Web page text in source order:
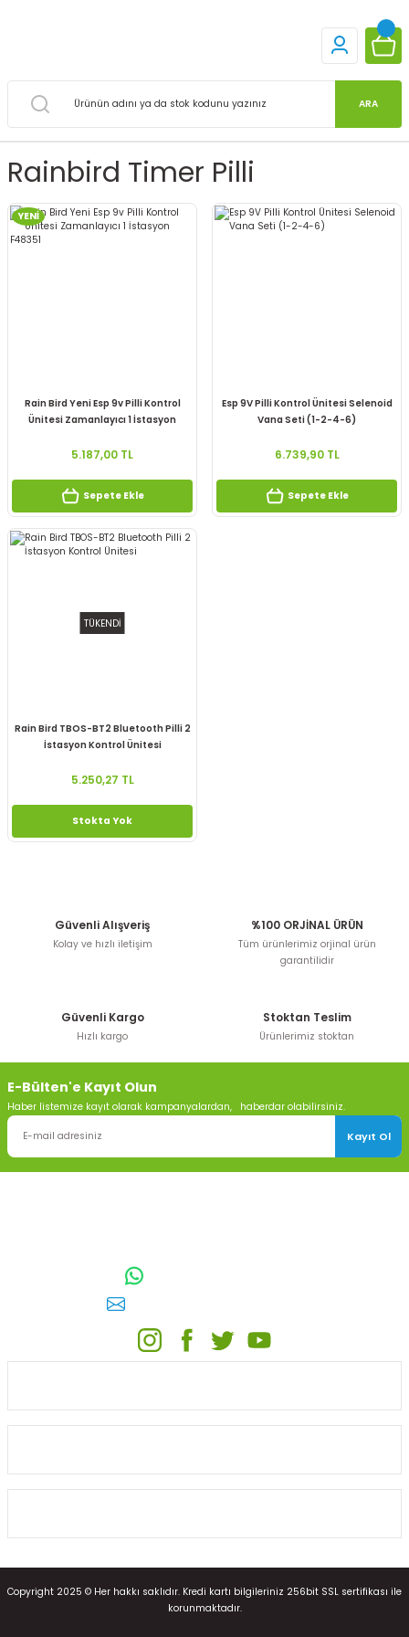
ARA
Rainbird Timer Pilli
YENİ
Rain Bird Yeni Esp 9v Pilli Kontrol
Ünitesi Zamanlayıcı 1 İstasyon
5.187,00 TL
Sepete Ekle
Esp 9V Pilli Kontrol Ünitesi Selenoid
Vana Seti (1-2-4-6)
6.739,90 TL
Sepete Ekle
TÜKENDİ
Rain Bird TBOS-BT2 Bluetooth Pilli 2
İstasyon Kontrol Ünitesi
5.250,27 TL
Stokta Yok
Güvenli Alışveriş
Kolay ve hızlı iletişim
%100 ORJİNAL ÜRÜN
Tüm ürünlerimiz orjinal ürün
garantilidir
Güvenli Kargo
Hızlı kargo
Stoktan Teslim
Ürünlerimiz stoktan
E-Bülten'e Kayıt Olun
Haber listemize kayıt olarak kampanyalardan, haberdar olabilirsiniz.
Kayıt Ol
Copyright 2025 © Her hakkı saklıdır. Kredi kartı bilgileriniz 256bit SSL sertifikası ile
korunmaktadır.